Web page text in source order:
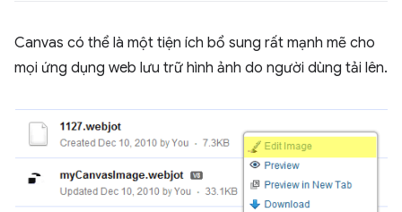
Canvas có thể là một tiện ích bổ sung rất mạnh mẽ cho
mọi ứng dụng web lưu trữ hình ảnh do người dùng tải lên.